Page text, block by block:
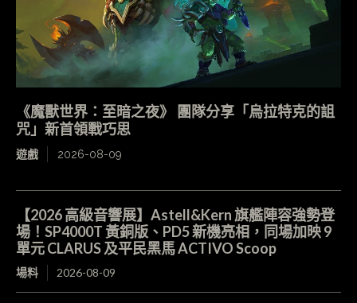
《魔獸世界：至暗之夜》 團隊分享「烏拉特克的詛
咒」新首領戰巧思
遊戲 2026-08-09
【2026 高級音響展】Astell&Kern 旗艦陣容強勢登
場！SP4000T 黃銅版、PD5 新機亮相，同場加映 9
單元 CLARUS 及平民黑馬 ACTIVO Scoop
場料 2026-08-09